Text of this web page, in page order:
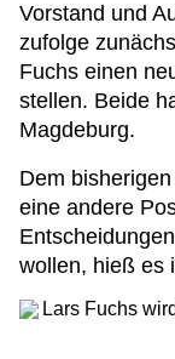
Vorstand und
zufolge
Fuchs einen
stellen. Beide
Magdeburg.
Dem
eine andere
wollen, hieß es